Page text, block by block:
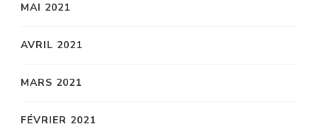
MAI 2021
AVRIL 2021
MARS 2021
FÉVRIER 2021